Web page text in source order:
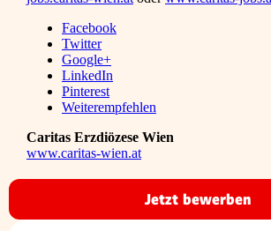
Facebook
Twitter
Google+
LinkedIn
Pinterest
Weiterempfehlen
Caritas Erzdiözese Wien
www.caritas-wien.at
Jetzt bewerben